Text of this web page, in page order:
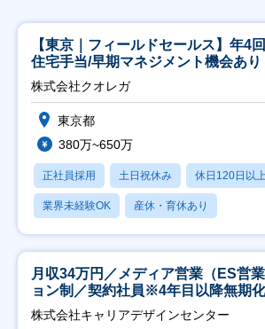
【東京｜フィールドセールス】年4
住宅手当/早期マネジメント機会あり
株式会社クオレガ
東京都
380万~650万
正社員採用 土日祝休み 休日120日以上
業界未経験OK 産休・育休あり
月収34万円／メディア営業（ES営
ョン制／契約社員※4年目以降無期化
株式会社キャリアデザインセンター